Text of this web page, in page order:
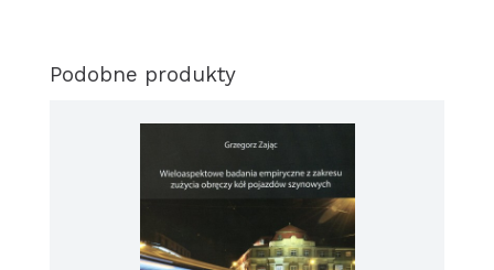
Podobne produkty